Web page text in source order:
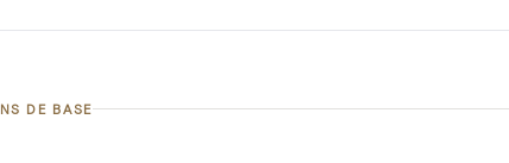
DE BASE